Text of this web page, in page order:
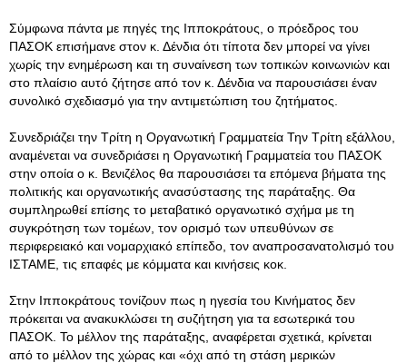
Σύμφωνα πάντα με πηγές της Ιπποκράτους, ο πρόεδρος του
ΠΑΣΟΚ επισήμανε στον κ. Δένδια ότι τίποτα δεν μπορεί να γίνει
χωρίς την ενημέρωση και τη συναίνεση των τοπικών κοινωνιών και
στο πλαίσιο αυτό ζήτησε από τον κ. Δένδια να παρουσιάσει έναν
συνολικό σχεδιασμό για την αντιμετώπιση του ζητήματος.
Συνεδριάζει την Τρίτη η Οργανωτική Γραμματεία Την Τρίτη εξάλλου,
αναμένεται να συνεδριάσει η Οργανωτική Γραμματεία του ΠΑΣΟΚ
στην οποία ο κ. Βενιζέλος θα παρουσιάσει τα επόμενα βήματα της
πολιτικής και οργανωτικής ανασύστασης της παράταξης. Θα
συμπληρωθεί επίσης το μεταβατικό οργανωτικό σχήμα με τη
συγκρότηση των τομέων, τον ορισμό των υπευθύνων σε
περιφερειακό και νομαρχιακό επίπεδο, τον αναπροσανατολισμό του
ΙΣΤΑΜΕ, τις επαφές με κόμματα και κινήσεις κοκ.
Στην Ιπποκράτους τονίζουν πως η ηγεσία του Κινήματος δεν
πρόκειται να ανακυκλώσει τη συζήτηση για τα εσωτερικά του
ΠΑΣΟΚ. Το μέλλον της παράταξης, αναφέρεται σχετικά, κρίνεται
από το μέλλον της χώρας και «όχι από τη στάση μερικών